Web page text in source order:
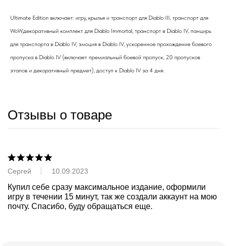
Ultimate Edition включает: игру, крылья и транспорт для Diablo III, транспорт для
WoW,декоративный комплект для Diablo Immortal, транспорт в Diablo IV, панцирь
для транспорта в Diablo IV, эмоция в Diablo IV, ускоренное прохождение боевого
пропуска в Diablo IV (включает премиальный боевой пропуск, 20 пропусков
этапов и декоративный предмет), доступ к Diablo IV за 4 дня.
Отзывы о товаре
Сергей 10.09.2023
Купил себе сразу максимальное издание, оформили
игру в течении 15 минут, так же создали аккаунт на мою
почту. Спасибо, буду обращаться еще.